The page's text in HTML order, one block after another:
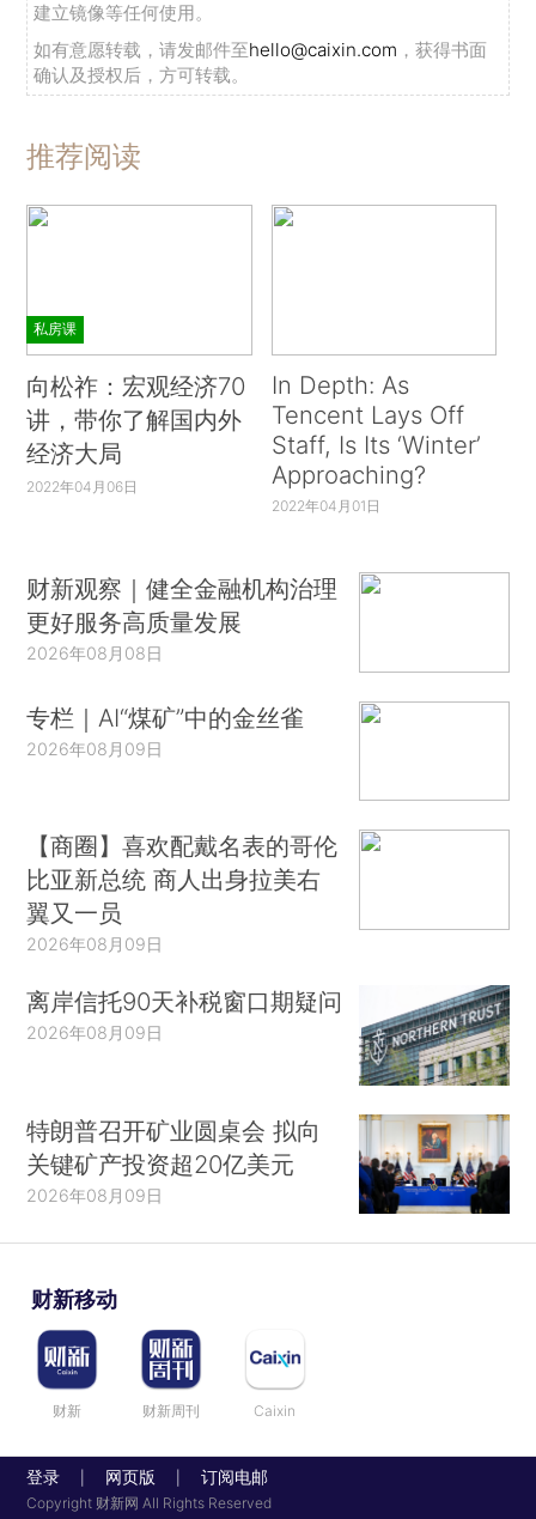
建立镜像等任何使用。
如有意愿转载，请发邮件至hello@caixin.com ，获得书面
确认及授权后，方可转载。
推荐阅读
私房课
向松祚：宏观经济70
讲，带你了解国内外
经济大局
2022年04月06日
In Depth: As
Tencent Lays Off
Staff, Is Its ‘Winter’
Approaching?
2022年04月01日
财新观察｜健全金融机构治理
更好服务高质量发展
2026年08月08日
专栏｜AI“煤矿”中的金丝雀
2026年08月09日
【商圈】喜欢配戴名表的哥伦
比亚新总统 商人出身拉美右
翼又一员
2026年08月09日
离岸信托90天补税窗口期疑问
2026年08月09日
特朗普召开矿业圆桌会 拟向
关键矿产投资超20亿美元
2026年08月09日
财新移动
财新 财新周刊 Caixin
登录 网页版 订阅电邮
Copyright 财新网 All Rights Reserved